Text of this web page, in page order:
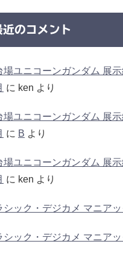
近のコメント
場ユニコーンガンダム 展
に ken より
場ユニコーンガンダム 展
に B より
場ユニコーンガンダム 展
に ken より
シック・デジカメ マニアッ
シック・デジカメ マニアッ